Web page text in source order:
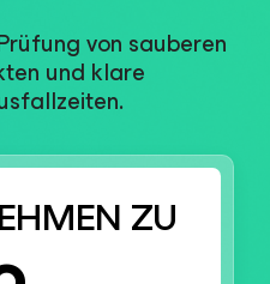
von sauberen
und klare
ZU